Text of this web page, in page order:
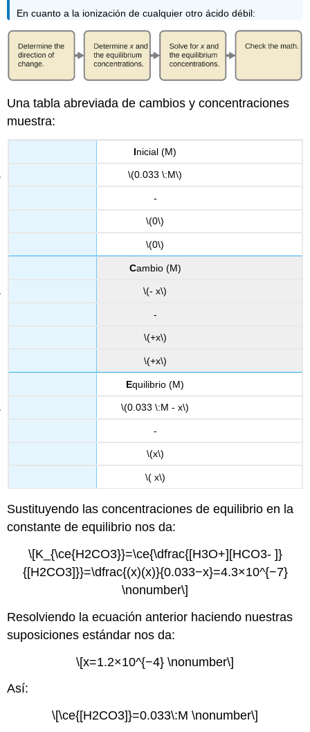
En cuanto a la ionización de cualquier otro ácido débil:
Una tabla abreviada de cambios y concentraciones
muestra:
Inicial (M)
\(0.033 \:M\)
-
\(0\)
\(0\)
Cambio (M)
\(- x\)
-
\(+x\)
\(+x\)
Equilibrio (M)
\(0.033 \:M - x\)
-
\(x\)
\( x\)
Sustituyendo las concentraciones de equilibrio en la
constante de equilibrio nos da:
\[K_{\ce{H2CO3}}=\ce{\dfrac{[H3O+][HCO3- ]}
{[H2CO3]}}=\dfrac{(x)(x)}{0.033−x}=4.3×10^{−7}
\nonumber\]
Resolviendo la ecuación anterior haciendo nuestras
suposiciones estándar nos da:
\[x=1.2×10^{−4} \nonumber\]
Así:
\[\ce{[H2CO3]}=0.033\:M \nonumber\]